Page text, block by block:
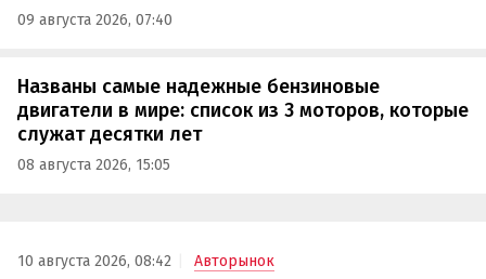
09 августа 2026, 07:40
Названы самые надежные бензиновые
двигатели в мире: список из 3 моторов, которые
служат десятки лет
08 августа 2026, 15:05
10 августа 2026, 08:42 Авторынок